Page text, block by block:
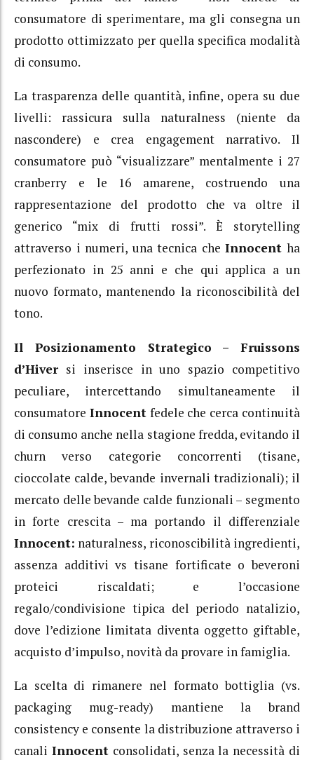
consumatore di sperimentare, ma gli consegna un
prodotto ottimizzato per quella specifica modalità
di consumo.
La trasparenza delle quantità, infine, opera su due
livelli: rassicura sulla naturalness (niente da
nascondere) e crea engagement narrativo. Il
consumatore può “visualizzare” mentalmente i 27
cranberry e le 16 amarene, costruendo una
rappresentazione del prodotto che va oltre il
generico “mix di frutti rossi”. È storytelling
attraverso i numeri, una tecnica cheInnocent ha
perfezionato in 25 anni e che qui applica a un
nuovo formato, mantenendo la riconoscibilità del
tono.
Il Posizionamento Strategico – Fruissons
d’Hiver si inserisce in uno spazio competitivo
peculiare, intercettando simultaneamente il
consumatore Innocentfedele che cerca continuità
di consumo anche nella stagione fredda, evitando il
churn verso categorie concorrenti (tisane,
cioccolate calde, bevande invernali tradizionali); il
mercato delle bevande calde funzionali – segmento
in forte crescita – ma portando il differenziale
Innocent: naturalness, riconoscibilità ingredienti,
assenza additivi vs tisane fortificate o beveroni
proteici riscaldati; e l’occasione
regalo/condivisione tipica del periodo natalizio,
dove l’edizione limitata diventa oggetto giftable,
acquisto d’impulso, novità da provare in famiglia.
La scelta di rimanere nel formato bottiglia (vs.
packaging mug-ready) mantiene la brand
consistency e consente la distribuzione attraverso i
canali Innocentconsolidati, senza la necessità di